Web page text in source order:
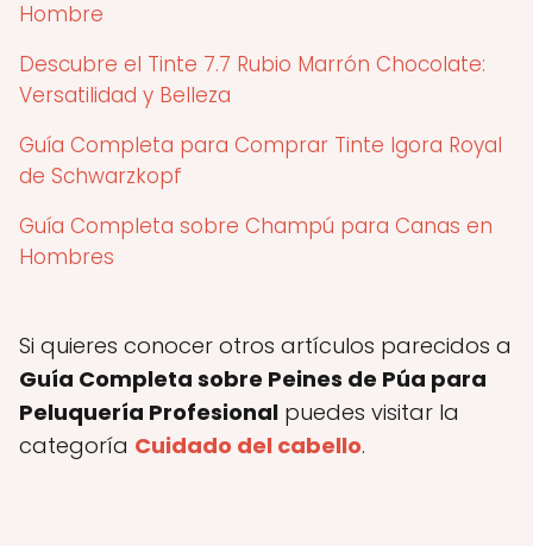
Hombre
Descubre el Tinte 7.7 Rubio Marrón Chocolate:
Versatilidad y Belleza
Guía Completa para Comprar Tinte Igora Royal
de Schwarzkopf
Guía Completa sobre Champú para Canas en
Hombres
Si quieres conocer otros artículos parecidos a
Guía Completa sobre Peines de Púa para
Peluquería Profesional puedes visitar la
categoría Cuidado del cabello.